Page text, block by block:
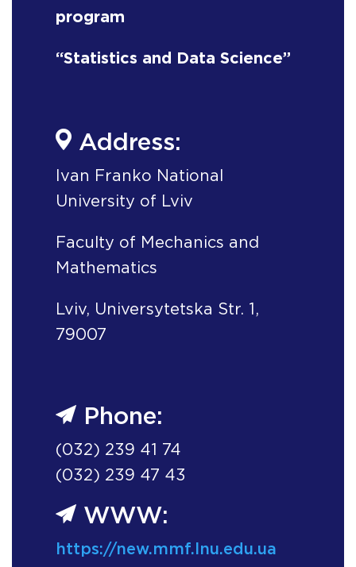
program
“Statistics and Data Science”
Address:
Ivan Franko National
University of Lviv
Faculty of Mechanics and
Mathematics
Lviv, Universytetska Str. 1,
79007
Phone:
(032) 239 41 74
(032) 239 47 43
WWW:
https://new.mmf.lnu.edu.ua